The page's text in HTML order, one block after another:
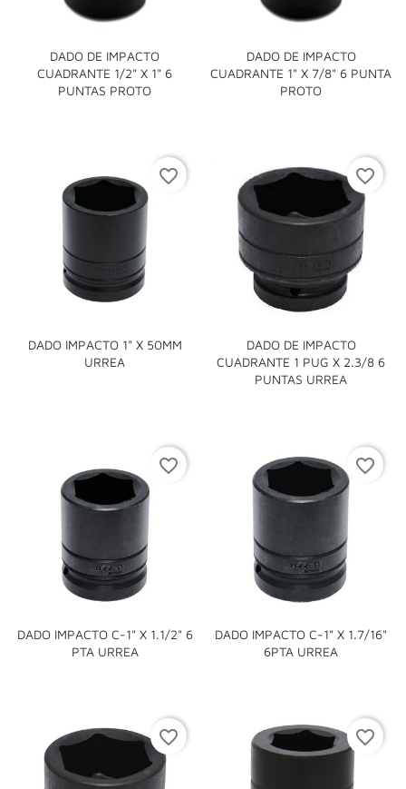
DADO DE IMPACTO
CUADRANTE 1/2" X 1" 6
PUNTAS PROTO
DADO DE IMPACTO
CUADRANTE 1" X 7/8" 6 PUNTA
PROTO
DADO IMPACTO 1" X 50MM
URREA
favorite_border
DADO DE IMPACTO
CUADRANTE 1 PUG X 2.3/8 6
PUNTAS URREA
favorite_border
DADO IMPACTO C-1" X 1.1/2" 6
PTA URREA
favorite_border
DADO IMPACTO C-1" X 1.7/16"
6PTA URREA
favorite_border
favorite_border favorite_border